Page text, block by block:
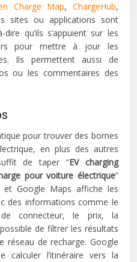
Charge Map, ChargeHub,
sites ou applications sont
dire qu’ils s’appuient sur les
pour mettre à jour les
Ils permettent aussi de
ou les commentaires des
pour trouver des bornes
en plus des autres
de taper “EV charging
pour voiture électrique”
Google Maps affiche les
des informations comme le
connecteur, le prix, la
de filtrer les résultats
réseau de recharge. Google
calculer l’itinéraire vers la